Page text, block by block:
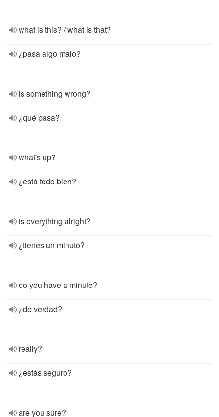
what is this? / what is that?
¿pasa algo malo?
is something wrong?
¿qué pasa?
what's up?
¿está todo bien?
is everything alright?
¿tienes un minuto?
do you have a minute?
¿de verdad?
really?
¿estás seguro?
are you sure?